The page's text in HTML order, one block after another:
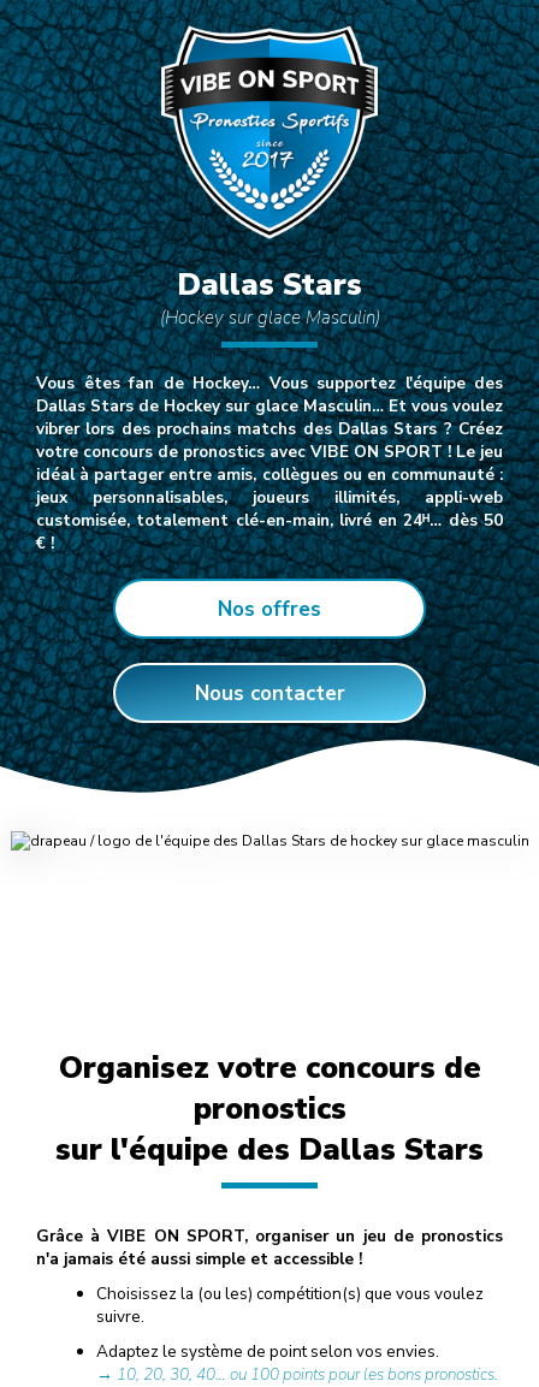
Dallas Stars
(Hockey sur glace Masculin)
Vous êtes fan de Hockey… Vous supportez l'équipe des
Dallas Stars de Hockey sur glace Masculin… Et vous voulez
vibrer lors des prochains matchs des Dallas Stars ? Créez
votre concours de pronostics avec VIBE ON SPORT ! Le jeu
idéal à partager entre amis, collègues ou en communauté :
jeux personnalisables, joueurs illimités, appli-web
customisée, totalement clé-en-main, livré en 24ᴴ… dès 50
€ !
Nos offres
Nous contacter
Organisez votre concours de
pronostics
sur l'équipe des Dallas Stars
Grâce à VIBE ON SPORT, organiser un jeu de pronostics
n'a jamais été aussi simple et accessible !
Choisissez la (ou les) compétition(s) que vous voulez
suivre.
Adaptez le système de point selon vos envies.
→ 10, 20, 30, 40… ou 100 points pour les bons pronostics.